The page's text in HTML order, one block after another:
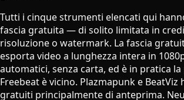
Tutti i cinque strumenti elencati qui
fascia gratuita — di solito limitata in
risoluzione o watermark. La fascia
esporta video a lunghezza intera in
automatici, senza carta, ed è in pratica
Freebeat è vicino. Plazmapunk e BeatViz
gratuiti principalmente di anteprima.